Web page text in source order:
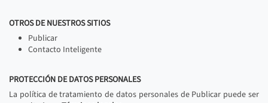
OTROS DE NUESTROS SITIOS
Publicar
Contacto Inteligente
PROTECCIÓN DE DATOS PERSONALES
La política de tratamiento de datos personales de Publicar puede ser